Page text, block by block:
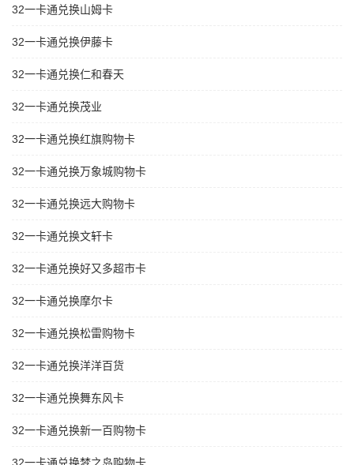
32一卡通兑换山姆卡
32一卡通兑换伊藤卡
32一卡通兑换仁和春天
32一卡通兑换茂业
32一卡通兑换红旗购物卡
32一卡通兑换万象城购物卡
32一卡通兑换远大购物卡
32一卡通兑换文轩卡
32一卡通兑换好又多超市卡
32一卡通兑换摩尔卡
32一卡通兑换松雷购物卡
32一卡通兑换洋洋百货
32一卡通兑换舞东风卡
32一卡通兑换新一百购物卡